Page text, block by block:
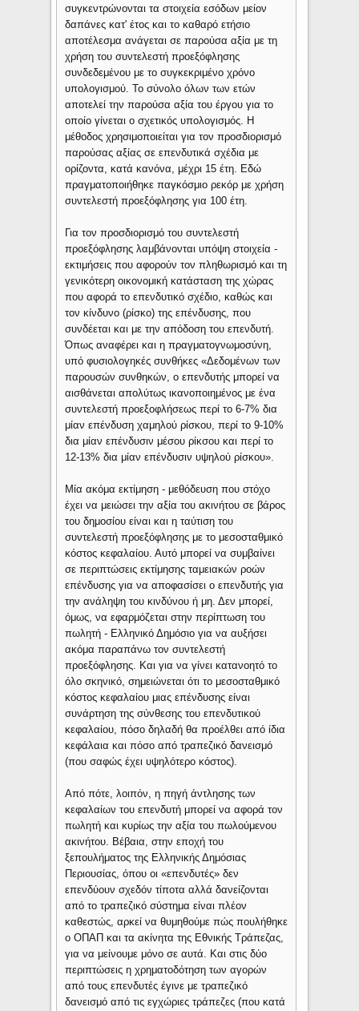
συγκεντρώνονται τα στοιχεία εσόδων μείον
δαπάνες κατ' έτος και το καθαρό ετήσιο
αποτέλεσμα ανάγεται σε παρούσα αξία με τη
χρήση του συντελεστή προεξόφλησης
συνδεδεμένου με το συγκεκριμένο χρόνο
υπολογισμού. Το σύνολο όλων των ετών
αποτελεί την παρούσα αξία του έργου για το
οποίο γίνεται ο σχετικός υπολογισμός. Η
μέθοδος χρησιμοποιείται για τον προσδιορισμό
παρούσας αξίας σε επενδυτικά σχέδια με
ορίζοντα, κατά κανόνα, μέχρι 15 έτη. Εδώ
πραγματοποιήθηκε παγκόσμιο ρεκόρ με χρήση
συντελεστή προεξόφλησης για 100 έτη.
Για τον προσδιορισμό του συντελεστή
προεξόφλησης λαμβάνονται υπόψη στοιχεία -
εκτιμήσεις που αφορούν τον πληθωρισμό και τη
γενικότερη οικονομική κατάσταση της χώρας
που αφορά το επενδυτικό σχέδιο, καθώς και
τον κίνδυνο (ρίσκο) της επένδυσης, που
συνδέεται και με την απόδοση του επενδυτή.
Όπως αναφέρει και η πραγματογνωμοσύνη,
υπό φυσιολογηκές συνθήκες «Δεδομένων των
παρουσών συνθηκών, ο επενδυτής μπορεί να
αισθάνεται απολύτως ικανοποιημένος με ένα
συντελεστή προεξοφλήσεως περί το 6-7% δια
μίαν επένδυση χαμηλού ρίσκου, περί το 9-10%
δια μίαν επένδυσιν μέσου ρίκσου και περί το
12-13% δια μίαν επένδυσιν υψηλού ρίσκου».
Μία ακόμα εκτίμηση - μεθόδευση που στόχο
έχει να μειώσει την αξία του ακινήτου σε βάρος
του δημοσίου είναι και η ταύτιση του
συντελεστή προεξόφλησης με το μεσοσταθμικό
κόστος κεφαλαίου. Αυτό μπορεί να συμβαίνει
σε περιπτώσεις εκτίμησης ταμειακών ροών
επένδυσης για να αποφασίσει ο επενδυτής για
την ανάληψη του κινδύνου ή μη. Δεν μπορεί,
όμως, να εφαρμόζεται στην περίπτωση του
πωλητή - Ελληνικό Δημόσιο για να αυξήσει
ακόμα παραπάνω τον συντελεστή
προεξόφλησης. Και για να γίνει κατανοητό το
όλο σκηνικό, σημειώνεται ότι το μεσοσταθμικό
κόστος κεφαλαίου μιας επένδυσης είναι
συνάρτηση της σύνθεσης του επενδυτικού
κεφαλαίου, πόσο δηλαδή θα προέλθει από ίδια
κεφάλαια και πόσο από τραπεζικό δανεισμό
(που σαφώς έχει υψηλότερο κόστος).
Από πότε, λοιπόν, η πηγή άντλησης των
κεφαλαίων του επενδυτή μπορεί να αφορά τον
πωλητή και κυρίως την αξία του πωλούμενου
ακινήτου. Βέβαια, στην εποχή του
ξεπουλήματος της Ελληνικής Δημόσιας
Περιουσίας, όπου οι «επενδυτές» δεν
επενδύουν σχεδόν τίποτα αλλά δανείζονται
από το τραπεζικό σύστημα είναι πλέον
καθεστώς, αρκεί να θυμηθούμε πώς πουλήθηκε
ο ΟΠΑΠ και τα ακίνητα της Εθνικής Τράπεζας,
για να μείνουμε μόνο σε αυτά. Και στις δύο
περιπτώσεις η χρηματοδότηση των αγορών
από τους επενδυτές έγινε με τραπεζικό
δανεισμό από τις εγχώριες τράπεζες (που κατά